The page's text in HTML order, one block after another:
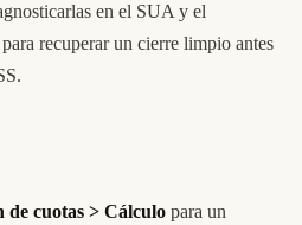
en el SUA y el
recuperar un cierre limpio antes
de cuotas > Cálculo para un